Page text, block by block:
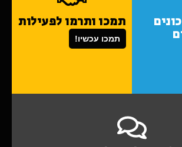
תמכו ותרמו לפעילות
תמכו עכשיו!